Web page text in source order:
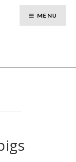
MENU